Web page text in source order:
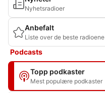
Nyhetsradioer
Anbefalt
Liste over de beste radioene
Podcasts
Topp podkaster
Mest populære podkaster